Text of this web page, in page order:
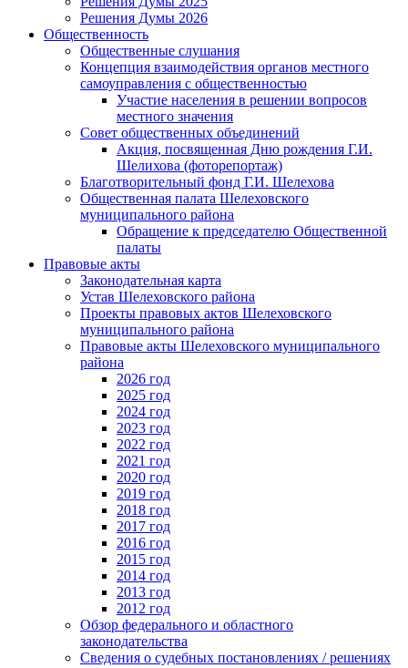
Решения Думы 2026
Общественность
Общественные слушания
Концепция взаимодействия органов местного
самоуправления с общественностью
Участие населения в решении вопросов
местного значения
Совет общественных объединений
Акция, посвященная Дню рождения Г.И.
Шелихова (фоторепортаж)
Благотворительный фонд Г.И. Шелехова
Общественная палата Шелеховского
муниципального района
Обращение к председателю Общественной
палаты
Правовые акты
Законодательная карта
Устав Шелеховского района
Проекты правовых актов Шелеховского
муниципального района
Правовые акты Шелеховского муниципального
района
2026 год
2025 год
2024 год
2023 год
2022 год
2021 год
2020 год
2019 год
2018 год
2017 год
2016 год
2015 год
2014 год
2013 год
2012 год
Обзор федерального и областного
законодательства
Сведения о судебных постановлениях / решениях